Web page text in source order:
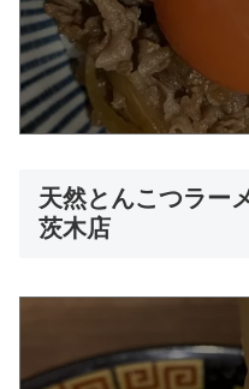
天然とんこつラ
茨木店